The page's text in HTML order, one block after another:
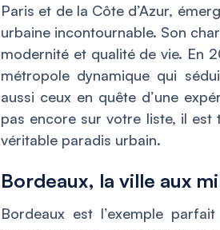
Paris et de la Côte d’Azur,
urbaine incontournable. Son
modernité et qualité de vie. En
métropole dynamique qui
aussi ceux en quête d’une
pas encore sur votre liste, il
véritable paradis urbain.
Bordeaux, la ville aux
Bordeaux est l’exemple